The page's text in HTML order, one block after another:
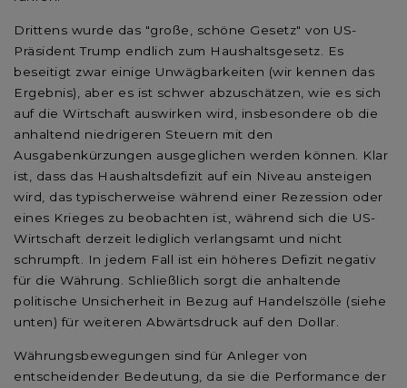
Drittens wurde das "große, schöne Gesetz" von US-
Präsident Trump endlich zum Haushaltsgesetz. Es
beseitigt zwar einige Unwägbarkeiten (wir kennen das
Ergebnis), aber es ist schwer abzuschätzen, wie es sich
auf die Wirtschaft auswirken wird, insbesondere ob die
anhaltend niedrigeren Steuern mit den
Ausgabenkürzungen ausgeglichen werden können. Klar
ist, dass das Haushaltsdefizit auf ein Niveau ansteigen
wird, das typischerweise während einer Rezession oder
eines Krieges zu beobachten ist, während sich die US-
Wirtschaft derzeit lediglich verlangsamt und nicht
schrumpft. In jedem Fall ist ein höheres Defizit negativ
für die Währung. Schließlich sorgt die anhaltende
politische Unsicherheit in Bezug auf Handelszölle (siehe
unten) für weiteren Abwärtsdruck auf den Dollar.
Währungsbewegungen sind für Anleger von
entscheidender Bedeutung, da sie die Performance der